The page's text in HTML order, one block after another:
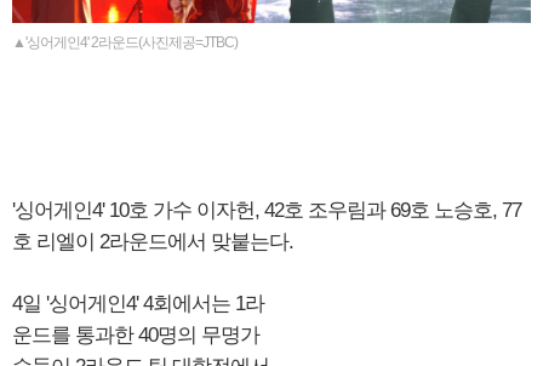
▲'싱어게인4' 2라운드(사진제공=JTBC)
'싱어게인4' 10호 가수 이자헌, 42호 조우림과 69호 노승호, 77
호 리엘이 2라운드에서 맞붙는다.
4일 '싱어게인4' 4회에서는 1라
운드를 통과한 40명의 무명가